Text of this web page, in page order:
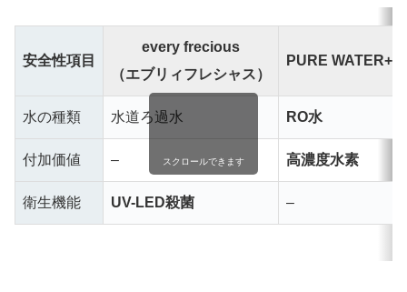
安全性項目
every frecious
（エブリィフレシャス）
PURE
水の種類 水道ろ過水 RO水
付加価値 – 高濃度水素
衛生機能 UV-LED殺菌 –
スクロールできます